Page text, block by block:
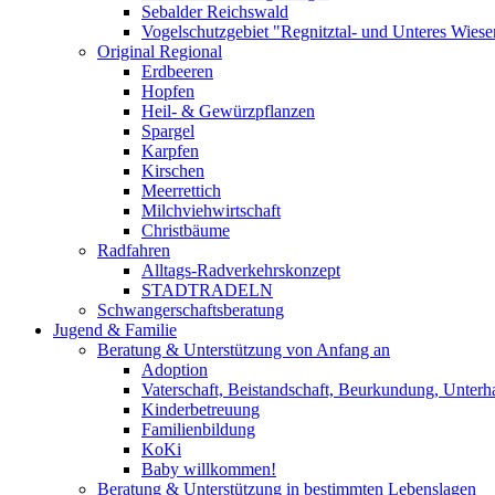
Sebalder Reichswald
Vogelschutzgebiet "Regnitztal- und Unteres
Original Regional
Erdbeeren
Hopfen
Heil- & Gewürzpflanzen
Spargel
Karpfen
Kirschen
Meerrettich
Milchviehwirtschaft
Christbäume
Radfahren
Alltags-Radverkehrskonzept
STADTRADELN
Schwangerschaftsberatung
Jugend & Familie
Beratung & Unterstützung von Anfang an
Adoption
Vaterschaft, Beistandschaft, Beurkundung,
Kinderbetreuung
Familienbildung
KoKi
Baby willkommen!
Beratung & Unterstützung in bestimmten Lebenslagen